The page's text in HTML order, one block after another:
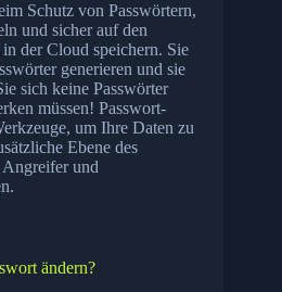
Schutz von Passwörtern,
und sicher auf den
der Cloud speichern. Sie
generieren und sie
sich keine Passwörter
müssen! Passwort-
um Ihre Daten zu
Ebene des
Angreifer und
ändern?